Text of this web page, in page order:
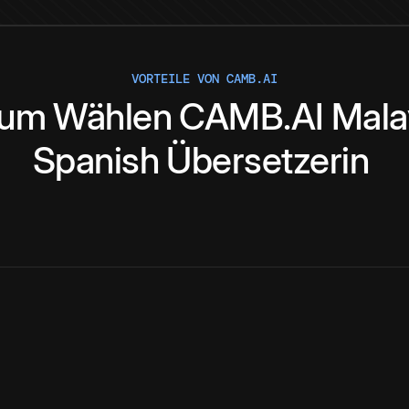
VORTEILE VON CAMB.AI
Wählen CAMB.AI
Spanish Übersetzerin